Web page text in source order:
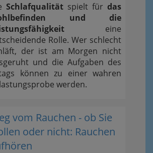
Schlafqualität spielt für das
und die
eine
Rolle. Wer schlecht
der ist am Morgen nicht
und die Aufgaben des
können zu einer wahren
werden.
vom Rauchen - ob Sie
oder nicht: Rauchen